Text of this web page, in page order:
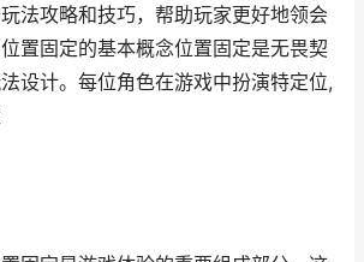
法攻略和技巧，帮助玩家更好地领会
置固定的基本概念位置固定是无畏契
设计。每位角色在游戏中扮演特定位,